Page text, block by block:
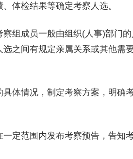
体检结果等确定考察人选。
组成员一般由组织(人事)部门
之间有规定亲属关系或其他需
体情况，制定考察方案，明确
定范围内发布考察预告，告知